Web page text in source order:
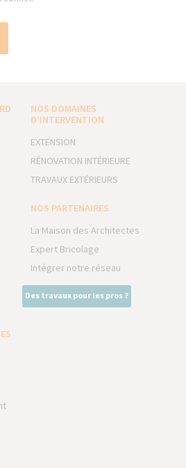
NOS DOMAINES
D’INTERVENTION
EXTENSION
RÉNOVATION INTÉRIEURE
TRAVAUX EXTÉRIEURS
NOS PARTENAIRES
La Maison des Architectes
Expert Bricolage
Intégrer notre réseau
Des travaux pour les pros ?